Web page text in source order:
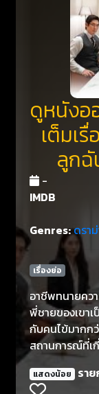
ดูหนังอ
เต็มเ
ลูกฉั
-
IMDB
Genres:ดรา
เรื่องย่อ
อาชีพทนายคว
พี่ชายของเขา
กับคนไข้มากก
สถานการณ์ที่เ
จิตสำนึกของพี่
แสดงน้อย ราย